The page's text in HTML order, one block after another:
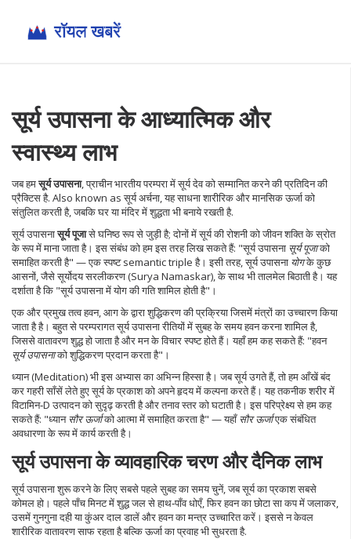
सूर्य उपासना के आध्यात्मिक और
स्वास्थ्य लाभ
जब हमसूर्य उपासना,प्राचीन भारतीय परम्परा में सूर्य देव को सम्मानित करने की प्रतिदिन की
प्रैक्टिस है. Also known asसूर्य अर्चना, यह साधना शारीरिक और मानसिक ऊर्जा को
संतुलित करती है, जबकि घर या मंदिर में शुद्धता भी बनाये रखती है.
सूर्य उपासनासूर्य पूजासे घनिष्ठ रूप से जुड़ी है; दोनों में सूर्य की रोशनी को जीवन शक्ति के स्रोत
के रूप में माना जाता है। इस संबंध को हम इस तरह लिख सकते हैं: "सूर्य उपासना सूर्य पूजाको
समाहित करती है" — एक स्पष्ट semantic triple है। इसी तरह, सूर्य उपासना योगके कुछ
आसनों, जैसे सूर्योदय सरलीकरण (Surya Namaskar), के साथ भी तालमेल बिठाती है। यह
दर्शाता है कि "सूर्य उपासना में योग की गति शामिल होती है"।
एक और प्रमुख तत्वहवन,आग के द्वारा शुद्धिकरण की प्रक्रिया जिसमें मंत्रों का उच्चारण किया
जाता हैहै। बहुत से परम्परागत सूर्य उपासना रीतियों में सुबह के समय हवन करना शामिल है,
जिससे वातावरण शुद्ध हो जाता है और मन के विचार स्पष्ट होते हैं। यहाँ हम कह सकते हैं: "हवन
सूर्य उपासनाको शुद्धिकरण प्रदान करता है"।
ध्यान (Meditation) भी इस अभ्यास का अभिन्न हिस्सा है। जब सूर्य उगते हैं, तो हम आँखें बंद
कर गहरी साँसें लेते हुए सूर्य के प्रकाश को अपने हृदय में कल्पना करते हैं। यह तकनीक शरीर में
विटामिन‑D उत्पादन को सुदृढ़ करती है और तनाव स्तर को घटाती है। इस परिप्रेक्ष्य से हम कह
सकते हैं: "ध्यानसौर ऊर्जाको आत्मा में समाहित करता है" — यहाँसौर ऊर्जाएक संबंधित
अवधारणा के रूप में कार्य करती है।
सूर्य उपासना के व्यावहारिक चरण और दैनिक लाभ
सूर्य उपासना शुरू करने के लिए सबसे पहले सुबह का समय चुनें, जब सूर्य का प्रकाश सबसे
कोमल हो। पहले पाँच मिनट में शुद्ध जल से हाथ‑पाँव धोएँ, फिरहवनका छोटा सा कप में जलाकर,
उसमें गुनगुना दही या कुंअर दाल डालें और हवन का मन्त्र उच्चारित करें। इससे न केवल
शारीरिक वातावरण साफ रहता है बल्कि ऊर्जा का प्रवाह भी सुधरता है.